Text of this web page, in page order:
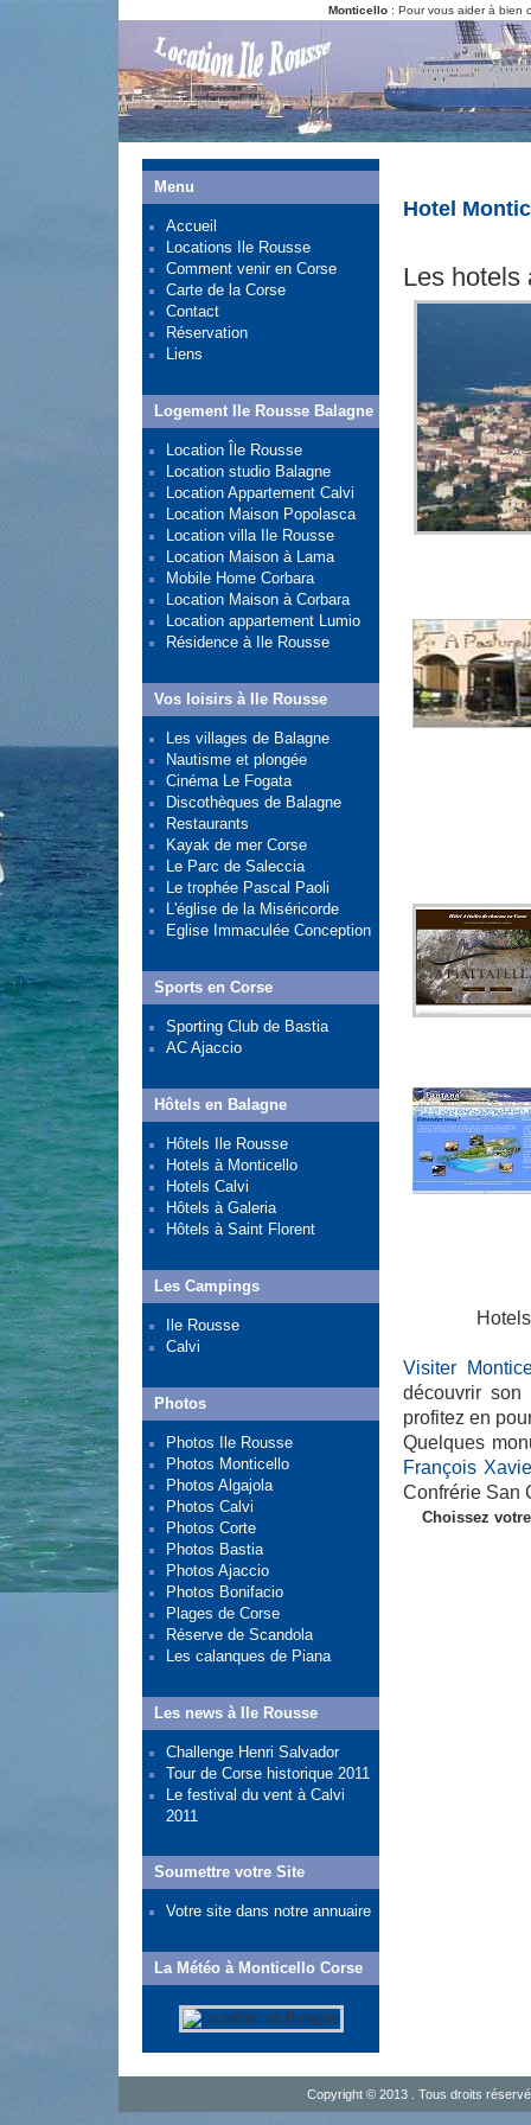
Monticello : Pour vous aider à bien
Hotel
Les hotels
Visiter
découvrir
profitez en
Quelques
François
Confrérie San
Choissez
Menu
Accueil
Locations Ile Rousse
Comment venir en Corse
Carte de la Corse
Contact
Réservation
Liens
Logement Ile Rousse Balagne
Location Île Rousse
Location studio Balagne
Location Appartement Calvi
Location Maison Popolasca
Location villa Ile Rousse
Location Maison à Lama
Mobile Home Corbara
Location Maison à Corbara
Location appartement Lumio
Résidence à Ile Rousse
Vos loisirs à Ile Rousse
Les villages de Balagne
Nautisme et plongée
Cinéma Le Fogata
Discothèques de Balagne
Restaurants
Kayak de mer Corse
Le Parc de Saleccia
Le trophée Pascal Paoli
L'église de la Miséricorde
Eglise Immaculée Conception
Sports en Corse
Sporting Club de Bastia
AC Ajaccio
Hôtels en Balagne
Hôtels Ile Rousse
Hotels à Monticello
Hotels Calvi
Hôtels à Galeria
Hôtels à Saint Florent
Les Campings
Ile Rousse
Calvi
Photos
Photos Ile Rousse
Photos Monticello
Photos Algajola
Photos Calvi
Photos Corte
Photos Bastia
Photos Ajaccio
Photos Bonifacio
Plages de Corse
Réserve de Scandola
Les calanques de Piana
Les news à Ile Rousse
Challenge Henri Salvador
Tour de Corse historique 2011
Le festival du vent à Calvi
2011
Soumettre votre Site
Votre site dans notre annuaire
La Météo à Monticello Corse
Copyright © 2013 . Tous droits